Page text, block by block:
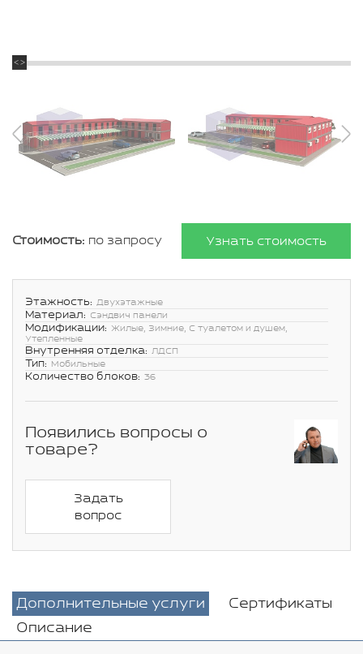
Стоимость: по запросу Узнать стоимость
Этажность: Двухэтажные
Материал: Сэндвич панели
Модификации: Жилые, Зимние, С туалетом и душем,
Утепленные
Внутренняя отделка: ЛДСП
Тип: Мобильные
Количество блоков: 36
Появились вопросы о
товаре?
Задать
вопрос
Дополнительные услуги
Сертификаты
Описание